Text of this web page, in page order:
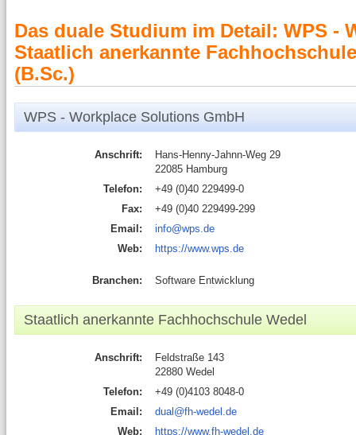
Das duale Studium im Detail: WPS -
Staatlich anerkannte
(B.Sc.)
WPS - Workplace Solutions GmbH
Anschrift:
Hans-Henny-Jahnn-Weg 29
22085 Hamburg
Telefon:
+49 (0)40 229499-0
Fax:
+49 (0)40 229499-299
Email:
info@wps.de
Web:
https://www.wps.de
Branchen: Software Entwicklung
Staatlich anerkannte Fachhochschule Wedel
Anschrift:
Feldstraße 143
22880 Wedel
Telefon:
+49 (0)4103 8048-0
Email:
dual@fh-wedel.de
Web:
https://www.fh-wedel.de